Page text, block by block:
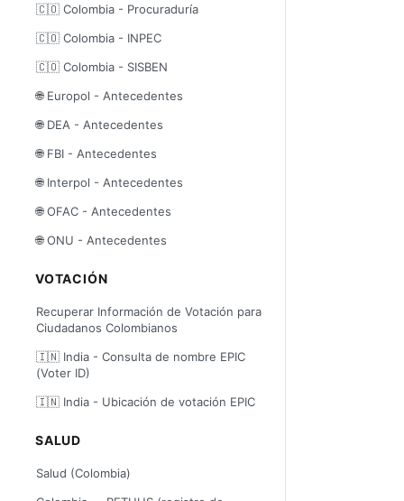
🇨🇴 Colombia - Procuraduría
🇨🇴 Colombia - INPEC
🇨🇴 Colombia - SISBEN
🌐 Europol - Antecedentes
🌐 DEA - Antecedentes
🌐 FBI - Antecedentes
🌐 Interpol - Antecedentes
🌐 OFAC - Antecedentes
🌐 ONU - Antecedentes
VOTACIÓN
Recuperar Información de Votación para
Ciudadanos Colombianos
🇮🇳 India - Consulta de nombre EPIC
(Voter ID)
🇮🇳 India - Ubicación de votación EPIC
SALUD
Salud (Colombia)